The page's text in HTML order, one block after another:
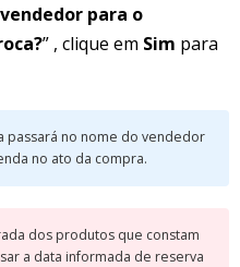
para o
” , clique em Sim para
passará no nome do vendedor
no ato da compra.
dos produtos que constam
a data informada de reserva